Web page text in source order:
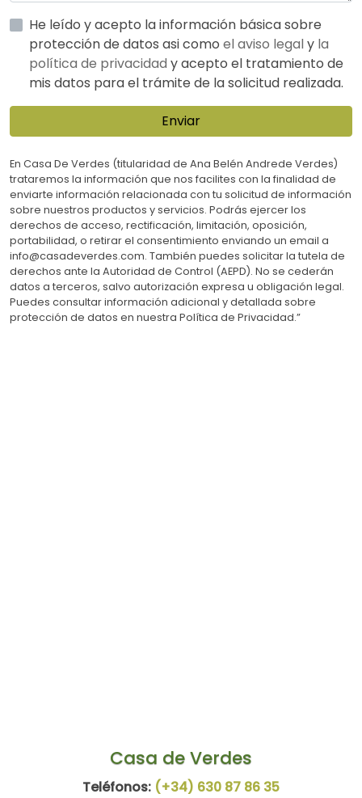
He leído y acepto la información básica sobre
protección de datos asi como el aviso legaly la
política de privacidad y acepto el tratamiento de
mis datos para el trámite de la solicitud realizada.
Enviar
En Casa De Verdes (titularidad de Ana Belén Andrede Verdes)
trataremos la información que nos facilites con la finalidad de
enviarte información relacionada con tu solicitud de información
sobre nuestros productos y servicios. Podrás ejercer los
derechos de acceso, rectificación, limitación, oposición,
portabilidad, o retirar el consentimiento enviando un email a
info@casadeverdes.com. También puedes solicitar la tutela de
derechos ante la Autoridad de Control (AEPD). No se cederán
datos a terceros, salvo autorización expresa u obligación legal.
Puedes consultar información adicional y detallada sobre
protección de datos en nuestra Política de Privacidad.”
Casa de Verdes
Teléfonos: (+34) 630 87 86 35